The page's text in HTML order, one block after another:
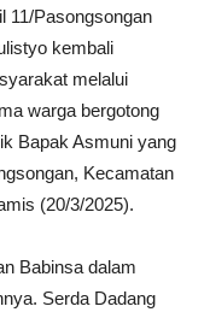
11/Pasongsongan
kembali
melalui
warga bergotong
Bapak Asmuni yang
Kecamatan
(20/3/2025).
Babinsa dalam
Serda Dadang